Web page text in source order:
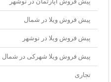
پیش فروش ویلا در شمال
پیش فروش ویلا در نوشهر
پیش فروش ویلا شهرکی در شمال
تجاری